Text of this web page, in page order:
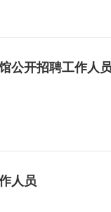
公开招聘工作人
人员